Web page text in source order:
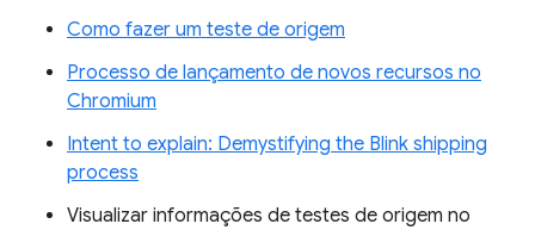
Como fazer um teste de origem
Processo de lançamento de novos recursos no
Chromium
Intent to explain: Demystifying the Blink shipping
process
Visualizar informações de testes de origem no